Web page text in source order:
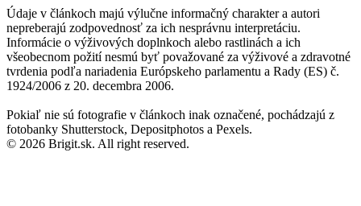
Údaje v článkoch majú výlučne informačný charakter a autori
nepreberajú zodpovednosť za ich nesprávnu interpretáciu.
Informácie o výživových doplnkoch alebo rastlinách a ich
všeobecnom požití nesmú byť považované za výživové a zdravotné
tvrdenia podľa nariadenia Európskeho parlamentu a Rady (ES) č.
1924/2006 z 20. decembra 2006.
Pokiaľ nie sú fotografie v článkoch inak označené, pochádzajú z
fotobanky Shutterstock, Depositphotos a Pexels.
© 2026 Brigit.sk. All right reserved.